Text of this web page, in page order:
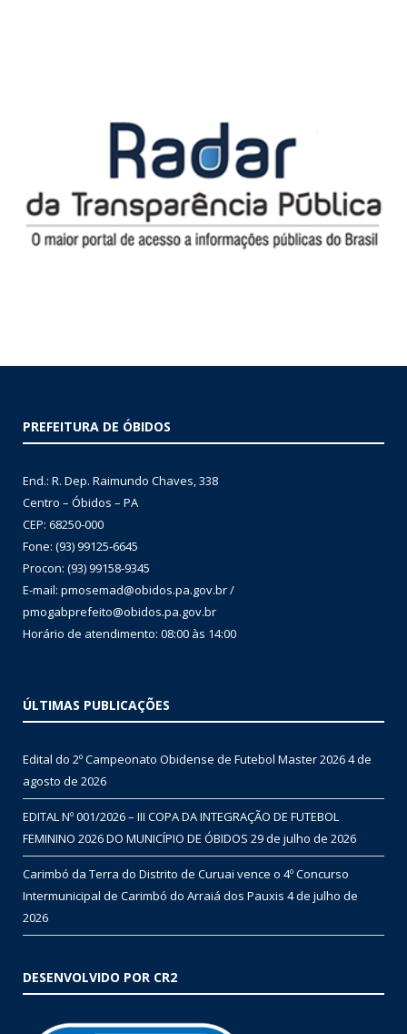
PREFEITURA DE ÓBIDOS
End.: R. Dep. Raimundo Chaves, 338
Centro – Óbidos – PA
CEP: 68250-000
Fone: (93) 99125-6645
Procon: (93) 99158-9345
E-mail: pmosemad@obidos.pa.gov.br /
pmogabprefeito@obidos.pa.gov.br
Horário de atendimento: 08:00 às 14:00
ÚLTIMAS PUBLICAÇÕES
Edital do 2º Campeonato Obidense de Futebol Master 20264 de
agosto de 2026
EDITAL Nº 001/2026 – III COPA DA INTEGRAÇÃO DE FUTEBOL
FEMININO 2026 DO MUNICÍPIO DE ÓBIDOS 29 de julho de 2026
Carimbó da Terra do Distrito de Curuai vence o 4º Concurso
Intermunicipal de Carimbó do Arraiá dos Pauxis 4 de julho de
2026
DESENVOLVIDO POR CR2